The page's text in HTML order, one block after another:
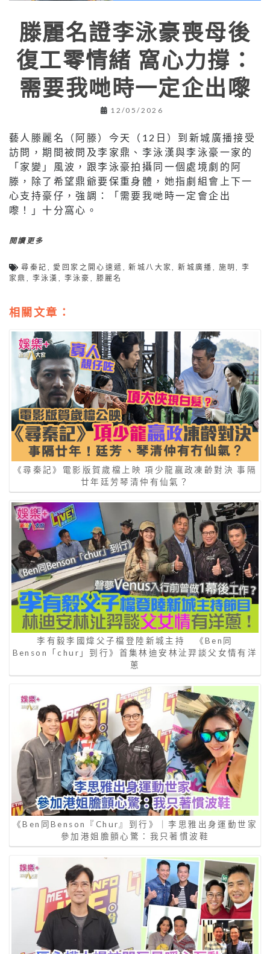
滕麗名證李泳豪喪母後
復工零情緒 窩心力撐：
需要我哋時一定企出嚟
12/05/2026
藝人滕麗名（阿滕）今天（12日）到新城廣播接受
訪問，期間被問及李家鼎、李泳漢與李泳豪一家的
「家變」風波，跟李泳豪拍攝同一個處境劇的阿
滕，除了希望鼎爺要保重身體，她指劇組會上下一
心支持豪仔，強調：「需要我哋時一定會企出
嚟！」十分窩心。
閱讀更多
尋秦記 , 愛回家之開心速遞 ,新城八大家,新城廣播 , 施明,李
家鼎 , 李泳漢 , 李泳豪 , 滕麗名
相關文章：
《尋秦記》電影版賀歲檔上映 項少龍嬴政凍齡對決 事隔
廿年廷芳琴清仲有仙氣？
李有毅李國煒父子檔登陸新城主持 《Ben同
Benson「chur」到行》首集林迪安林沚羿談父女情有洋
蔥
《Ben同Benson『Chur』到行》｜李思雅出身運動世家
參加港姐膽顫心驚：我只著慣波鞋